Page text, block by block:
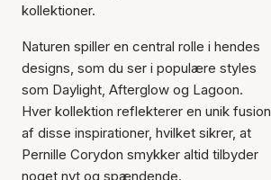
kollektioner.
Naturen spiller en central rolle i hendes
designs, som du ser i populære styles
som Daylight, Afterglow og Lagoon.
Hver kollektion reflekterer en unik fusion
af disse inspirationer, hvilket sikrer, at
Pernille Corydon smykker altid tilbyder
noget nyt og spændende.